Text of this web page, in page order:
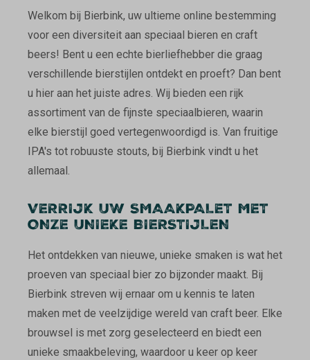
Welkom bij Bierbink, uw ultieme online bestemming
voor een diversiteit aan speciaal bieren en craft
beers! Bent u een echte bierliefhebber die graag
verschillende bierstijlen ontdekt en proeft? Dan bent
u hier aan het juiste adres. Wij bieden een rijk
assortiment van de fijnste speciaalbieren, waarin
elke bierstijl goed vertegenwoordigd is. Van fruitige
IPA's tot robuuste stouts, bij Bierbink vindt u het
allemaal.
VERRIJK UW SMAAKPALET MET
ONZE UNIEKE BIERSTIJLEN
Het ontdekken van nieuwe, unieke smaken is wat het
proeven van speciaal bier zo bijzonder maakt. Bij
Bierbink streven wij ernaar om u kennis te laten
maken met de veelzijdige wereld van craft beer. Elke
brouwsel is met zorg geselecteerd en biedt een
unieke smaakbeleving, waardoor u keer op keer